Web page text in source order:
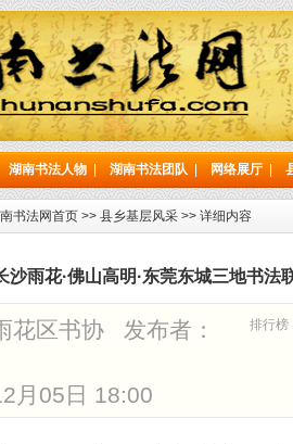
湖南书法人物 湖南书法团队 网络展厅
书法网首页 >> 县乡基层风采 >> 详细内容
沙雨花·佛山高明·东莞东城三地书法
排行榜
花区书协 发布者：
月05日 18:00